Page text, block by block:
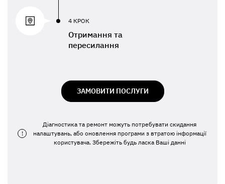
4 КРОК
Отримання та
пересилання
ЗАМОВИТИ ПОСЛУГИ
!
Діагностика та ремонт можуть потребувати скидання
налаштувань, або оновлення програми з втратою інформації
користувача. Збережіть будь ласка Ваші данні